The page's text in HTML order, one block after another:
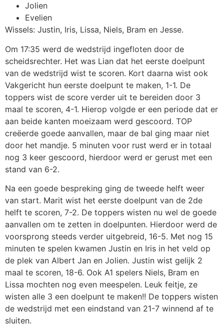
Jolien
Evelien
Wissels: Justin, Iris, Lissa, Niels, Bram en Jesse.
Om 17:35 werd de wedstrijd ingefloten door de
scheidsrechter. Het was Lian dat het eerste doelpunt
van de wedstrijd wist te scoren. Kort daarna wist ook
Vakgericht hun eerste doelpunt te maken, 1-1. De
toppers wist de score verder uit te bereiden door 3
maal te scoren, 4-1. Hierop volgde er een periode dat er
aan beide kanten moeizaam werd gescoord. TOP
creëerde goede aanvallen, maar de bal ging maar niet
door het mandje. 5 minuten voor rust werd er in totaal
nog 3 keer gescoord, hierdoor werd er gerust met een
stand van 6-2.
Na een goede bespreking ging de tweede helft weer
van start. Marit wist het eerste doelpunt van de 2de
helft te scoren, 7-2. De toppers wisten nu wel de goede
aanvallen om te zetten in doelpunten. Hierdoor werd de
voorsprong steeds verder uitgebreid, 16-5. Met nog 15
minuten te spelen kwamen Justin en Iris in het veld op
de plek van Albert Jan en Jolien. Justin wist gelijk 2
maal te scoren, 18-6. Ook A1 spelers Niels, Bram en
Lissa mochten nog even meespelen. Leuk feitje, ze
wisten alle 3 een doelpunt te maken!! De toppers wisten
de wedstrijd met een eindstand van 21-7 winnend af te
sluiten.